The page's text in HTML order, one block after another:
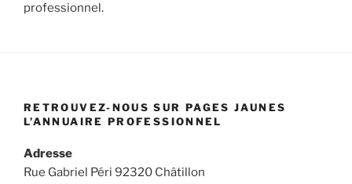
professionnel.
RETROUVEZ-NOUS SUR PAGES JAUNES
L’ANNUAIRE PROFESSIONNEL
Adresse
Rue Gabriel Péri 92320 Châtillon